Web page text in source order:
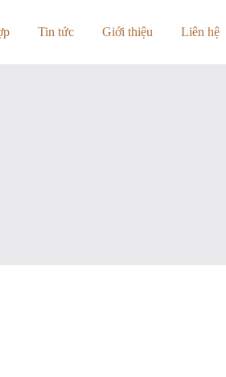
Tin tức Giới thiệu Liên hệ